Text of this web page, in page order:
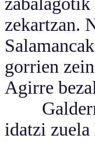
zekartzan.
gorrien
Agirre
idatzi